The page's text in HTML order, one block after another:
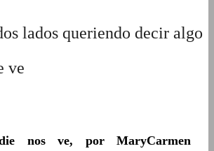
lados queriendo decir algo
ve
nos ve, por MaryCarmen